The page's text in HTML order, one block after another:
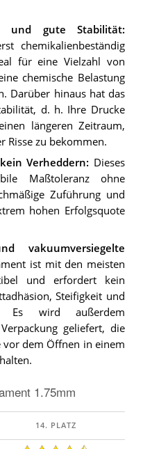
und gute Stabilität:
chemikalienbeständig
für eine Vielzahl von
chemische Belastung
Darüber hinaus hat das
d. h. Ihre Drucke
längeren Zeitraum,
Risse zu bekommen.
Verheddern: Dieses
Maßtoleranz ohne
Zuführung und
hohen Erfolgsquote
vakuumversiegelte
ist mit den meisten
und erfordert kein
Steifigkeit und
Es wird außerdem
geliefert, die
dem Öffnen in einem
1.75mm